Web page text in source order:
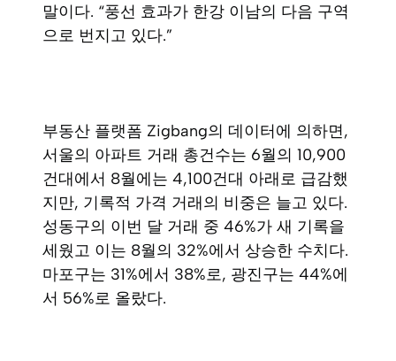
말이다. “풍선 효과가 한강 이남의 다음 구역
으로 번지고 있다.”
부동산 플랫폼 Zigbang의 데이터에 의하면,
서울의 아파트 거래 총건수는 6월의 10,900
건대에서 8월에는 4,100건대 아래로 급감했
지만, 기록적 가격 거래의 비중은 늘고 있다.
성동구의 이번 달 거래 중 46%가 새 기록을
세웠고 이는 8월의 32%에서 상승한 수치다.
마포구는 31%에서 38%로, 광진구는 44%에
서 56%로 올랐다.